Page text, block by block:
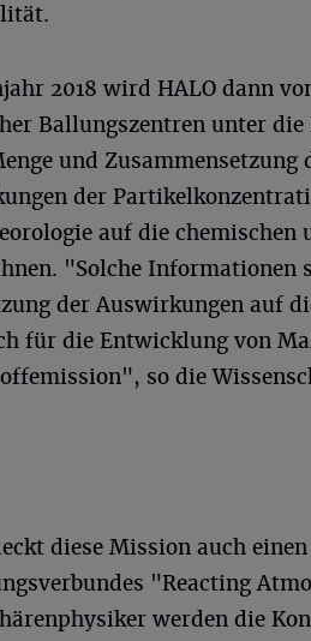
2018 wird HALO dann
Ballungszentren unter
und
der
auf die chemischen
"Solche Informationen
der Auswirkungen auf
für die Entwicklung von
so die
diese Mission auch
"Reacting
werden die